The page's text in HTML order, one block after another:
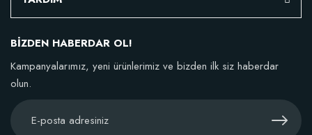
BİZDEN HABERDAR OL!
Kampanyalarımız, yeni ürünlerimiz ve bizden ilk siz haberdar
olun.